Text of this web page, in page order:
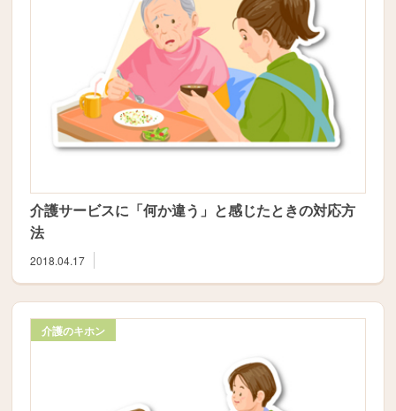
介護サービスに「何か違う」と感じたときの対応方
法
2018.04.17
介護のキホン